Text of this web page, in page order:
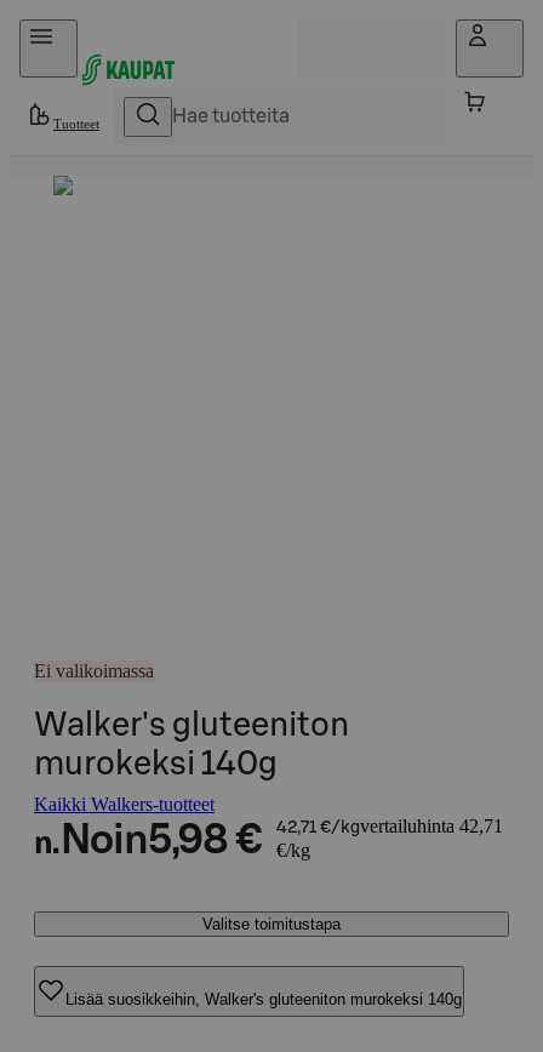
Hyppää sisältöön
Tuotteet
Ei valikoimassa
Walker's gluteeniton
murokeksi 140g
Kaikki Walkers-tuotteet
n. Noin5,98 € 42,71 €/kgvertailuhinta 42,71
€/kg
Valitse toimitustapa
Lisää suosikkeihin, Walker's gluteeniton murokeksi 140g